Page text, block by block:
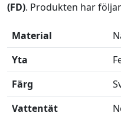
(FD). Produkten har
Material
Yta
Färg
Vattentät